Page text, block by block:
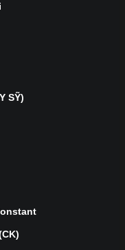
SỸ)